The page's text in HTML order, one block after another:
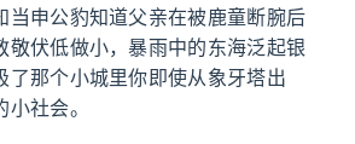
当申公豹知道父亲在被鹿童断腕后
敬伏低做小，暴雨中的东海泛起银
了那个小城里你即使从象牙塔出
社会。